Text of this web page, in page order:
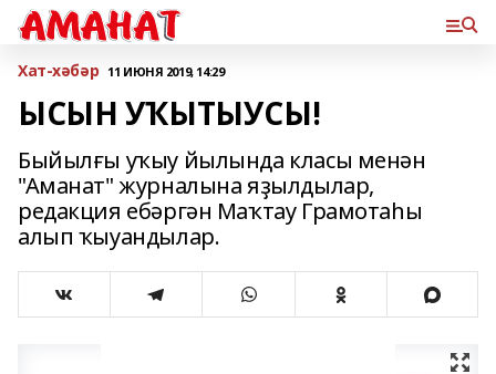
Хат-хәбәр 11 ИЮНЯ 2019, 14:29
ЫСЫН УҠЫТЫУСЫ!
Быйылғы уҡыу йылында класы менән
"Аманат" журналына яҙылдылар,
редакция ебәргән Маҡтау Грамотаһы
алып ҡыуандылар.